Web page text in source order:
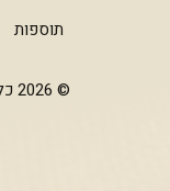
תוספות
© 2026 כל הזכויות שמורות לסירים של גילה